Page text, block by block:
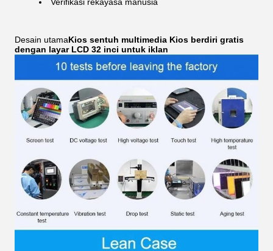
Desain utamaKios sentuh multimedia Kios berdiri gratis
dengan layar LCD 32 inci untuk iklan